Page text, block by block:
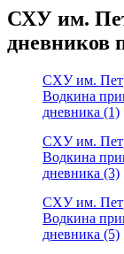
СХУ им.
дневников
СХУ им.
Водкина
дневника (1)
СХУ им.
Водкина
дневника (3)
СХУ им.
Водкина
дневника (5)